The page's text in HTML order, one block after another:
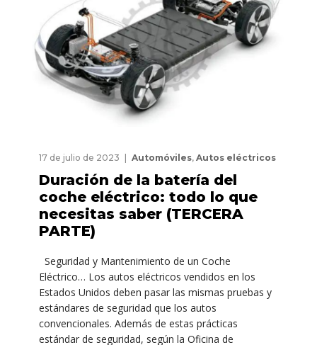
17 de julio de 2023 Automóviles, Autos eléctricos
Duración de la batería del
coche eléctrico: todo lo que
necesitas saber (TERCERA
PARTE)
Seguridad y Mantenimiento de un Coche
Eléctrico… Los autos eléctricos vendidos en los
Estados Unidos deben pasar las mismas pruebas y
estándares de seguridad que los autos
convencionales. Además de estas prácticas
estándar de seguridad, según la Oficina de